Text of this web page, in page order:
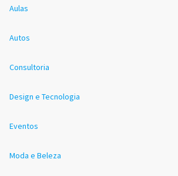
Aulas
Autos
Consultoria
Design e Tecnologia
Eventos
Moda e Beleza